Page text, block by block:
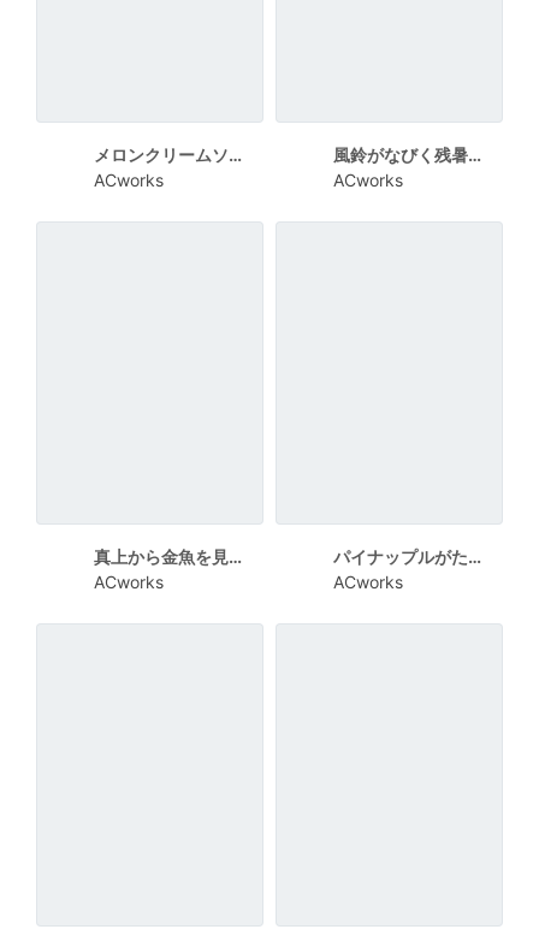
メロンクリームソーダが描かれたレトロな残暑見舞い向けカード
ACworks
風鈴がなびく残暑見舞い向けカード
ACworks
真上から金魚を見た和風の残暑見舞い向けカード
ACworks
パイナップルがたくさん描かれた暑中見舞い向けカード
ACworks